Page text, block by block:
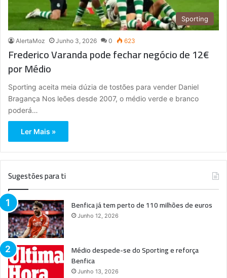
Sporting
AlertaMoz Junho 3, 2026 0 623
Frederico Varanda pode fechar negócio de 12€
por Médio
Sporting aceita meia dúzia de tostões para vender Daniel
Bragança Nos leões desde 2007, o médio verde e branco
poderá…
Ler Mais »
Sugestões para ti
Benfica já tem perto de 110 milhões de euros
Junho 12, 2026
Médio despede-se do Sporting e reforça
Benfica
Junho 13, 2026